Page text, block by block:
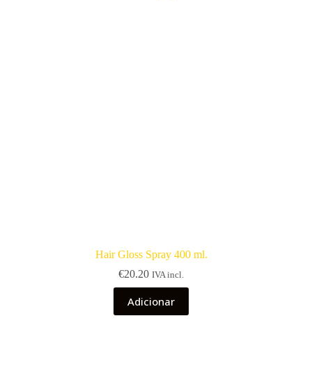
Hair Gloss Spray 400 ml.
€20.20 IVA incl.
Adicionar